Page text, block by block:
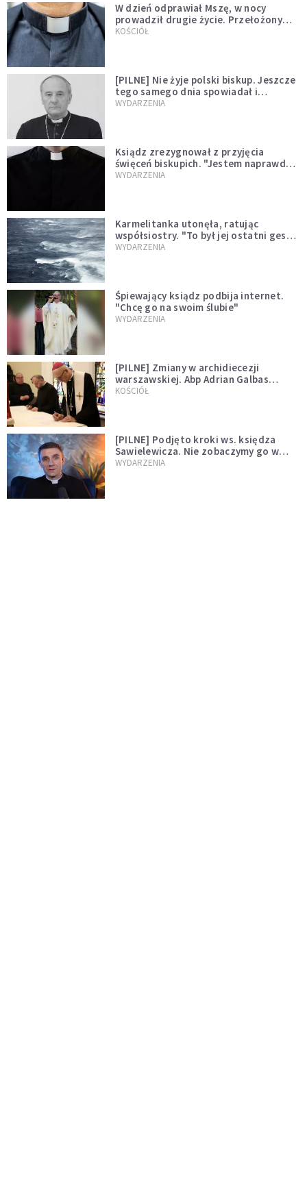
W dzień odprawiał Mszę, w nocy
prowadził drugie życie. Przełożony
kazał mu opuścić zakon
KOŚCIÓŁ
[PILNE] Nie żyje polski biskup. Jeszcze
tego samego dnia spowiadał i
sprawował Mszę świętą
WYDARZENIA
Ksiądz zrezygnował z przyjęcia
święceń biskupich. "Jestem naprawdę
niegodny"
WYDARZENIA
Karmelitanka utonęła, ratując
współsiostry. "To był jej ostatni gest
miłości"
WYDARZENIA
Śpiewający ksiądz podbija internet.
"Chcę go na swoim ślubie"
WYDARZENIA
[PILNE] Zmiany w archidiecezji
warszawskiej. Abp Adrian Galbas
wręczył dekrety nowym proboszczom
KOŚCIÓŁ
[PILNE] Podjęto kroki ws. księdza
Sawielewicza. Nie zobaczymy go w
mediach
WYDARZENIA